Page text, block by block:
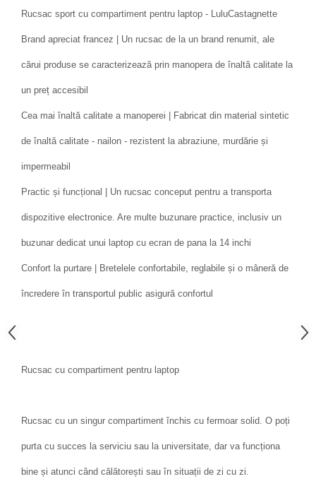
Rucsac sport cu compartiment pentru laptop - LuluCastagnette
Brand apreciat francez | Un rucsac de la un brand renumit, ale
cărui produse se caracterizează prin manopera de înaltă calitate la
un preț accesibil
Cea mai înaltă calitate a manoperei | Fabricat din material sintetic
de înaltă calitate - nailon - rezistent la abraziune, murdărie și
impermeabil
Practic și funcțional | Un rucsac conceput pentru a transporta
dispozitive electronice. Are multe buzunare practice, inclusiv un
buzunar dedicat unui laptop cu ecran de pana la 14 inchi
Confort la purtare | Bretelele confortabile, reglabile și o mâneră de
încredere în transportul public asigură confortul
Rucsac cu compartiment pentru laptop
Rucsac cu un singur compartiment închis cu fermoar solid. O poți
purta cu succes la serviciu sau la universitate, dar va funcționa
bine și atunci când călătorești sau în situații de zi cu zi.